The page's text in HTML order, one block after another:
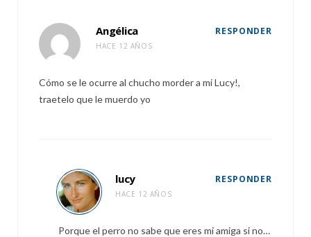
Angélica
HACE 12 AÑOS
RESPONDER
Cómo se le ocurre al chucho morder a mi Lucy!,
traetelo que le muerdo yo
lucy
HACE 12 AÑOS
RESPONDER
Porque el perro no sabe que eres mi amiga si no…